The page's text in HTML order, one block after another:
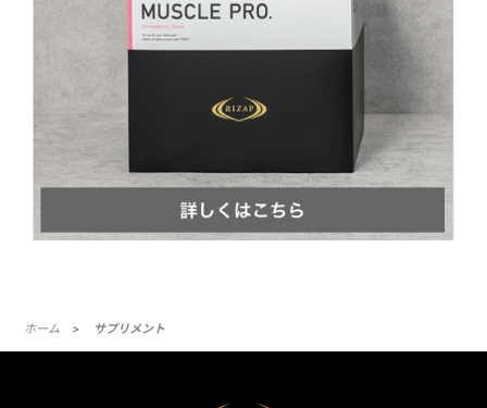
ホーム サプリメント